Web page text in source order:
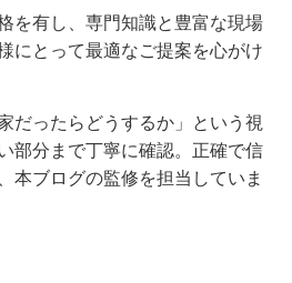
を有し、専門知識と豊富な現場
にとって最適なご提案を心がけ
だったらどうするか」という視
部分まで丁寧に確認。正確で信
本ブログの監修を担当していま